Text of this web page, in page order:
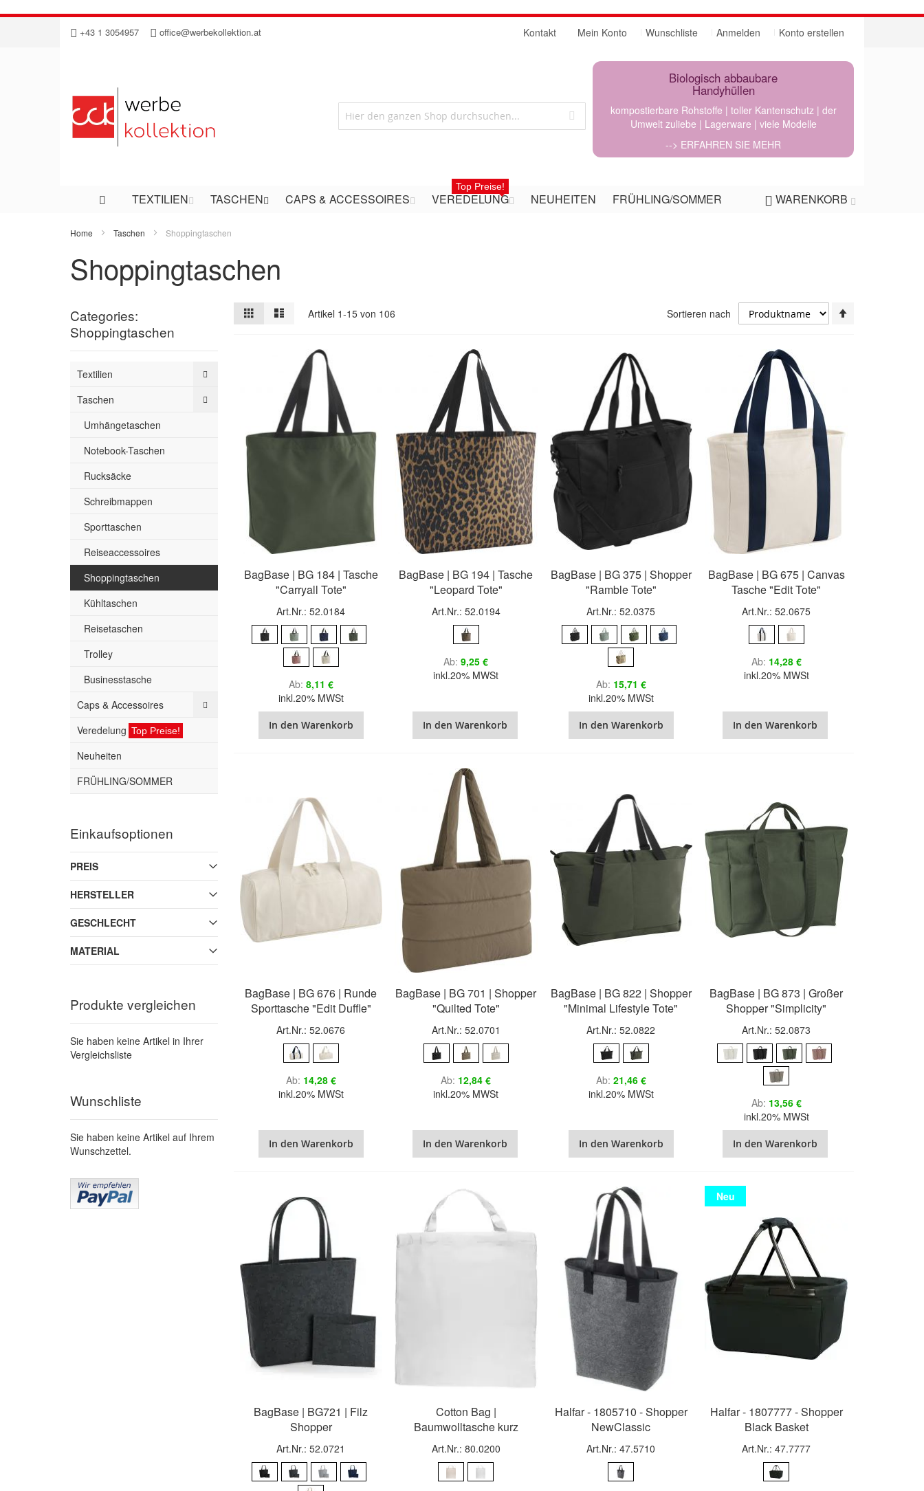
Direkt
Inhalt
+43 1 3054957 office@werbekollektion.at Mein Konto Wunschliste Anmelden Konto erstellen
Kontakt
Biologisch abbaubare
Handyhüllen
kompostierbare Rohstoffe | toller Kantenschutz | der
Umwelt zuliebe | Lagerware | viele Modelle
--> ERFAHREN SIE MEHR
WARENKORB
TEXTILIEN TASCHEN CAPS & ACCESSOIRES VEREDELUNG
Top Preise!
NEUHEITEN FRÜHLING/SOMMER
Home Taschen Shoppingtaschen
Shoppingtaschen
Ansicht
als
Raster Artikel 1-15von 106 Sortieren nach
BagBase | BG 184 | Tasche
"Carryall Tote"
Art.Nr.: 52.0184
Ab 8,11 €
inkl.20% MWSt
In den Warenkorb
BagBase | BG 194 | Tasche
"Leopard Tote"
Art.Nr.: 52.0194
Ab 9,25 €
inkl.20% MWSt
In den Warenkorb
BagBase | BG 375 | Shopper
"Ramble Tote"
Art.Nr.: 52.0375
Ab 15,71 €
inkl.20% MWSt
In den Warenkorb
BagBase | BG 675 | Canvas
Tasche "Edit Tote"
Art.Nr.: 52.0675
Ab 14,28 €
inkl.20% MWSt
In den Warenkorb
BagBase | BG 676 | Runde
Sporttasche "Edit Duffle"
Art.Nr.: 52.0676
Ab 14,28 €
inkl.20% MWSt
In den Warenkorb
BagBase | BG 701 | Shopper
"Quilted Tote"
Art.Nr.: 52.0701
Ab 12,84 €
inkl.20% MWSt
In den Warenkorb
BagBase | BG 822 | Shopper
"Minimal Lifestyle Tote"
Art.Nr.: 52.0822
Ab 21,46 €
inkl.20% MWSt
In den Warenkorb
BagBase | BG 873 | Großer
Shopper "Simplicity"
Art.Nr.: 52.0873
Ab 13,56 €
inkl.20% MWSt
In den Warenkorb
BagBase | BG721 | Filz
Shopper
Art.Nr.: 52.0721
Cotton Bag |
Baumwolltasche kurz
Art.Nr.: 80.0200
Halfar - 1805710 - Shopper
NewClassic
Art.Nr.: 47.5710
Neu
Halfar - 1807777 - Shopper
Black Basket
Art.Nr.: 47.7777
Categories:
Shoppingtaschen
Textilien
Taschen
Umhängetaschen
Notebook-Taschen
Rucksäcke
Schreibmappen
Sporttaschen
Reiseaccessoires
Shoppingtaschen
Kühltaschen
Reisetaschen
Trolley
Businesstasche
Caps & Accessoires
Veredelung Top Preise!
Neuheiten
FRÜHLING/SOMMER
Einkaufsoptionen
PREIS
HERSTELLER
GESCHLECHT
MATERIAL
Produkte vergleichen
Sie haben keine Artikel in Ihrer
Vergleichsliste
Wunschliste
Sie haben keine Artikel auf Ihrem
Wunschzettel.